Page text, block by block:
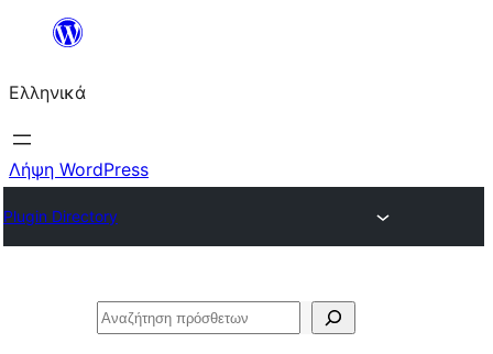
Μετάβαση
περιεχόμενο
Ελληνικά
Λήψη WordPress
Plugin Directory
Αναζήτηση